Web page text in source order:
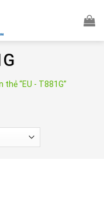
“EU - T881G”